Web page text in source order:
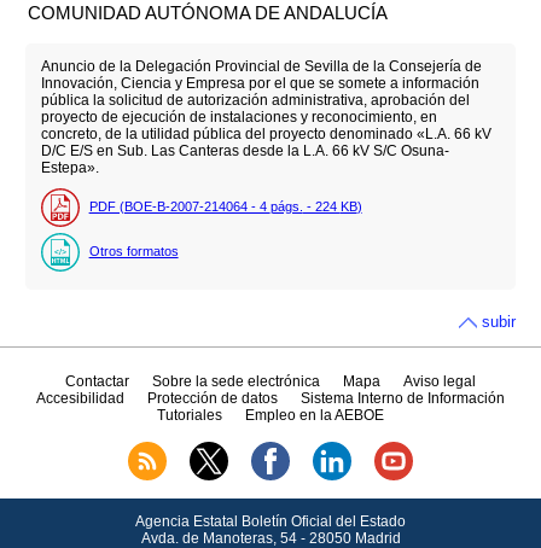
COMUNIDAD AUTÓNOMA DE ANDALUCÍA
Anuncio de la Delegación Provincial de Sevilla de la Consejería de
Innovación, Ciencia y Empresa por el que se somete a información
pública la solicitud de autorización administrativa, aprobación del
proyecto de ejecución de instalaciones y reconocimiento, en
concreto, de la utilidad pública del proyecto denominado «L.A. 66 kV
D/C E/S en Sub. Las Canteras desde la L.A. 66 kV S/C Osuna-
Estepa».
PDF (BOE-B-2007-214064 - 4 págs. - 224 KB)
Otros formatos
subir
Contactar Sobre la sede electrónica Mapa
Aviso legal
Accesibilidad
Protección de datos
Sistema Interno de Información
Tutoriales
Empleo en la AEBOE
Agencia Estatal Boletín Oficial del Estado
Avda. de Manoteras, 54 - 28050 Madrid